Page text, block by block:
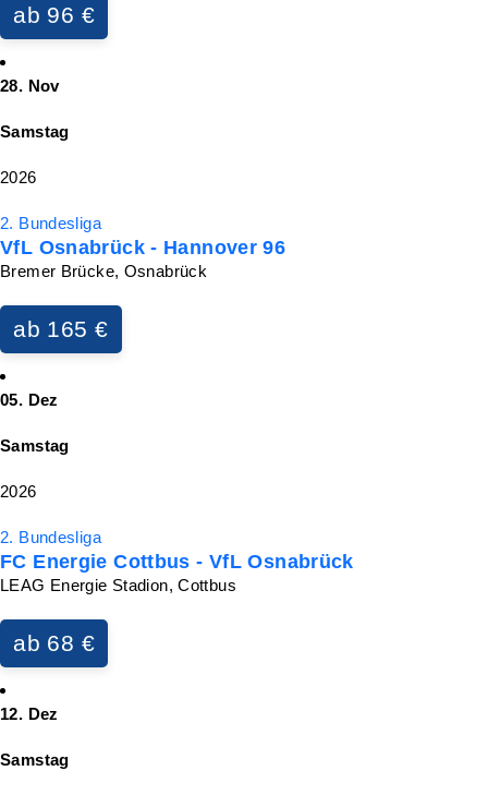
ab 96 €
28. Nov
Samstag
2026
2. Bundesliga
VfL Osnabrück - Hannover 96
Bremer Brücke, Osnabrück
ab 165 €
05. Dez
Samstag
2026
2. Bundesliga
FC Energie Cottbus - VfL Osnabrück
LEAG Energie Stadion, Cottbus
ab 68 €
12. Dez
Samstag